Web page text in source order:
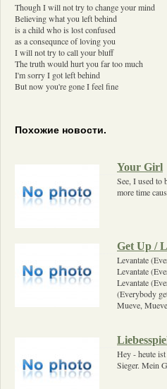
Though I will not try to change your mind
Believing what you left behind
is a child who is lost confused
as a consequnce of loving you
I will not try to call your bluff
The truth would hurt you far too much
I'm sorry I got left behind
But now you're gone I feel fine
Похожие новости.
Your Girl
See, I used to
more time
Get Up /
Levantate
Levantate
Levantate
(Everybody
Mueve,
Hey - heute
Sieger. Mein